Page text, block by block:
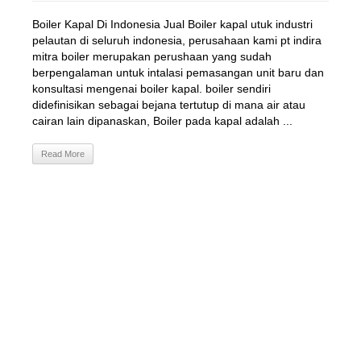
Boiler Kapal Di Indonesia Jual Boiler kapal utuk industri
pelautan di seluruh indonesia, perusahaan kami pt indira
mitra boiler merupakan perushaan yang sudah
berpengalaman untuk intalasi pemasangan unit baru dan
konsultasi mengenai boiler kapal. boiler sendiri
didefinisikan sebagai bejana tertutup di mana air atau
cairan lain dipanaskan, Boiler pada kapal adalah ...
Read More